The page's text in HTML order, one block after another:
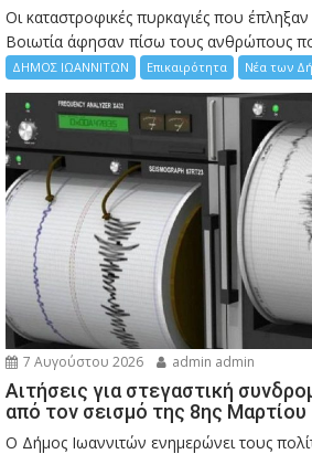
Οι καταστροφικές πυρκαγιές που έπληξαν
Bοιωτία άφησαν πίσω τους ανθρώπους
ΔΗΜΟΣ ΙΩΑΝΝΙΤΩΝ Επικαιρότητα Νέα των
7 Αυγούστου 2026 admin admin
Αιτήσεις για στεγαστική
από τον σεισμό της 8ης Μαρτίου
Ο Δήμος Ιωαννιτών ενημερώνει τους